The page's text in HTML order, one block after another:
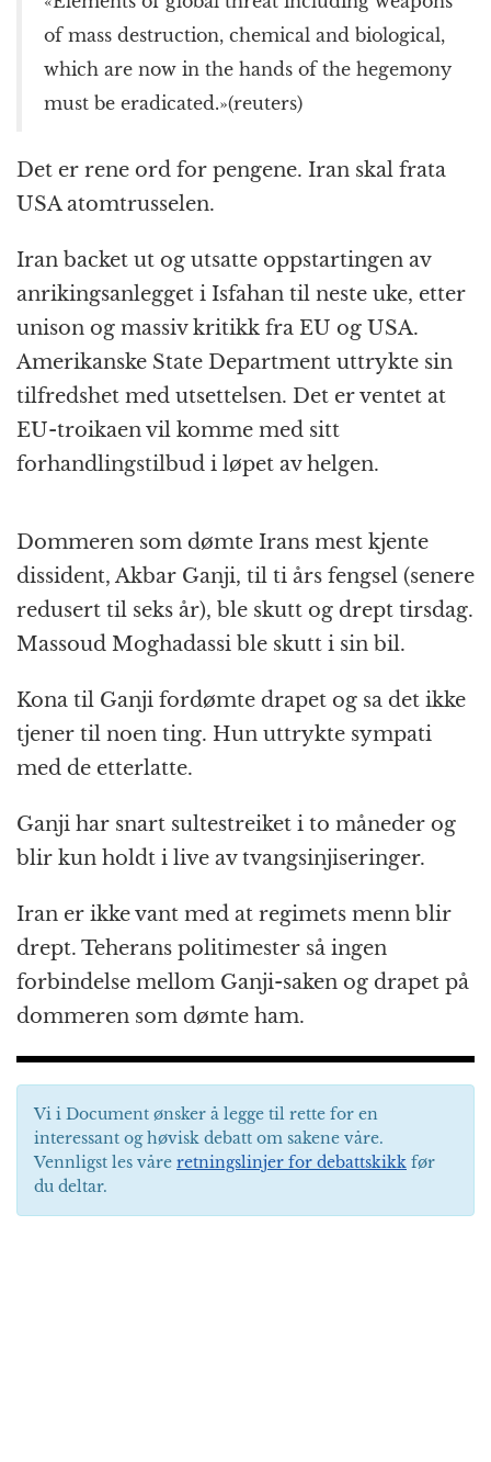
of mass destruction, chemical and biological,
which are now in the hands of the hegemony
must be eradicated.»(reuters)
Det er rene ord for pengene. Iran skal frata
USA atomtrusselen.
Iran backet ut og utsatte oppstartingen av
anrikingsanlegget i Isfahan til neste uke, etter
unison og massiv kritikk fra EU og USA.
Amerikanske State Department uttrykte sin
tilfredshet med utsettelsen. Det er ventet at
EU-troikaen vil komme med sitt
forhandlingstilbud i løpet av helgen.
Dommeren som dømte Irans mest kjente
dissident, Akbar Ganji, til ti års fengsel (senere
redusert til seks år), ble skutt og drept tirsdag.
Massoud Moghadassi ble skutt i sin bil.
Kona til Ganji fordømte drapet og sa det ikke
tjener til noen ting. Hun uttrykte sympati
med de etterlatte.
Ganji har snart sultestreiket i to måneder og
blir kun holdt i live av tvangsinjiseringer.
Iran er ikke vant med at regimets menn blir
drept. Teherans politimester så ingen
forbindelse mellom Ganji-saken og drapet på
dommeren som dømte ham.
Vi i Document ønsker å legge til rette for en
interessant og høvisk debatt om sakene våre.
Vennligst les våre retningslinjer for debattskikk før
du deltar.